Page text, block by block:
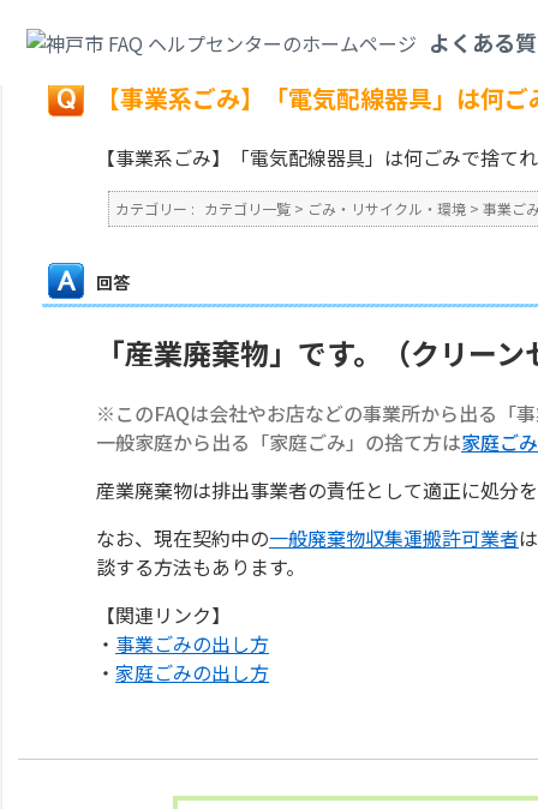
よくある
戻る
【事業系ごみ】「電気配線器具」は何
【事業系ごみ】「電気配線器具」は何ごみで捨て
カテゴリー : カテゴリ一覧 > ごみ・リサイクル・環境 > 事業ご
回答
「産業廃棄物」です。（クリー
※このFAQは会社やお店などの事業所から出る「
一般家庭から出る「家庭ごみ」の捨て方は家庭ご
産業廃棄物は排出事業者の責任として適正に処分
なお、現在契約中の一般廃棄物収集運搬許可業者
談する方法もあります。
【関連リンク】
・ 事業ごみの出し方
・ 家庭ごみの出し方